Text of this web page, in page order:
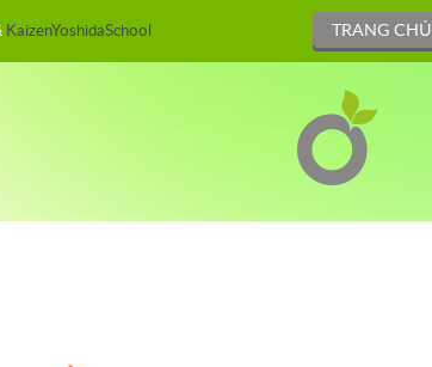
KaizenYoshidaSchool TRANG CHỦ